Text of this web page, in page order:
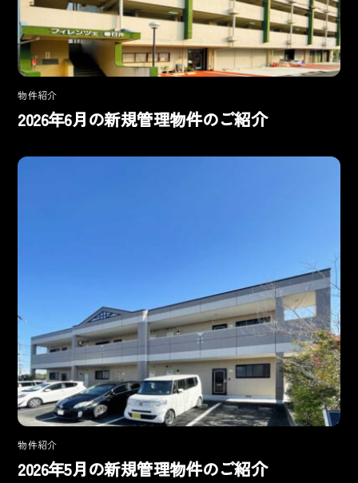
物件紹介
2026年6月の新規管理物件のご紹介
物件紹介
2026年5月の新規管理物件のご紹介